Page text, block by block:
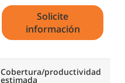
Solicite
información
Cobertura/productividad
estimada